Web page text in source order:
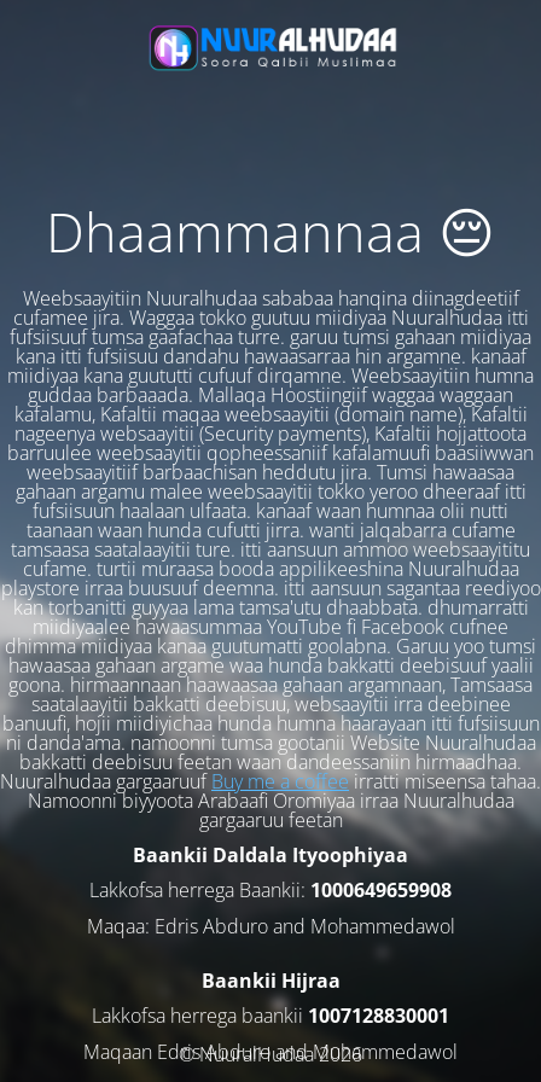
Dhaammannaa 😔
Weebsaayitiin Nuuralhudaa sababaa hanqina diinagdeetiif
cufamee jira. Waggaa tokko guutuu miidiyaa Nuuralhudaa itti
fufsiisuuf tumsa gaafachaa turre. garuu tumsi gahaan miidiyaa
kana itti fufsiisuu dandahu hawaasarraa hin argamne. kanaaf
miidiyaa kana guututti cufuuf dirqamne. Weebsaayitiin humna
guddaa barbaaada. Mallaqa Hoostiingiif waggaa waggaan
kafalamu, Kafaltii maqaa weebsaayitii (domain name), Kafaltii
nageenya websaayitii (Security payments), Kafaltii hojjattoota
barruulee weebsaayitii qopheessaniif kafalamuufi baasiiwwan
weebsaayitiif barbaachisan heddutu jira. Tumsi hawaasaa
gahaan argamu malee weebsaayitii tokko yeroo dheeraaf itti
fufsiisuun haalaan ulfaata. kanaaf waan humnaa olii nutti
taanaan waan hunda cufutti jirra. wanti jalqabarra cufame
tamsaasa saatalaayitii ture. itti aansuun ammoo weebsaayititu
cufame. turtii muraasa booda appilikeeshina Nuuralhudaa
playstore irraa buusuuf deemna. itti aansuun sagantaa reediyoo
kan torbanitti guyyaa lama tamsa'utu dhaabbata. dhumarratti
miidiyaalee hawaasummaa YouTube fi Facebook cufnee
dhimma miidiyaa kanaa guutumatti goolabna. Garuu yoo tumsi
hawaasaa gahaan argame waa hunda bakkatti deebisuuf yaalii
goona. hirmaannaan haawaasaa gahaan argamnaan, Tamsaasa
saatalaayitii bakkatti deebisuu, websaayitii irra deebinee
banuufi, hojii miidiyichaa hunda humna haarayaan itti fufsiisuun
ni danda'ama. namoonni tumsa gootanii Website Nuuralhudaa
bakkatti deebisuu feetan waan dandeessaniin hirmaadhaa.
Nuuralhudaa gargaaruufBuy me a coffeeirratti miseensa tahaa.
Namoonni biyyoota Arabaafi Oromiyaa irraa Nuuralhudaa
gargaaruu feetan
Baankii Daldala Ityoophiyaa
Lakkofsa herrega Baankii: 1000649659908
Maqaa: Edris Abduro and Mohammedawol
Baankii Hijraa
Lakkofsa herrega baankii 1007128830001
Maqaan Edris Abduro and Muhammedawol
© NuuralHudaa 2026